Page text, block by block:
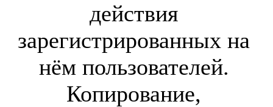
действия
зарегистрированных на
нём пользователей.
Копирование,